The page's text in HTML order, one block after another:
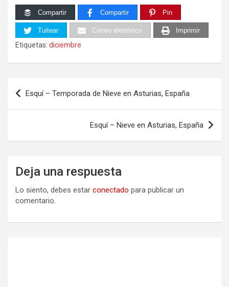
Compartir Compartir Pin
Tuitear Correo eletrónico Imprimir
Etiquetas: diciembre
Navegación
de
Esquí – Temporada de Nieve en Asturias, España
Esquí – Nieve en Asturias, España
Deja una respuesta
Lo siento, debes estar conectado para publicar un
comentario.